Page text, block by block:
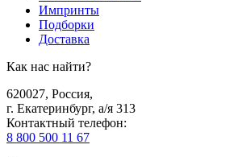
Импринты
Подборки
Доставка
Как нас найти?
620027, Россия,
г. Екатеринбург, а/я 313
Контактный телефон:
8 800 500 11 67